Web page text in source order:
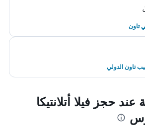
تاون
تاون الدولي
عند حجز فيلا أتلانتيكا